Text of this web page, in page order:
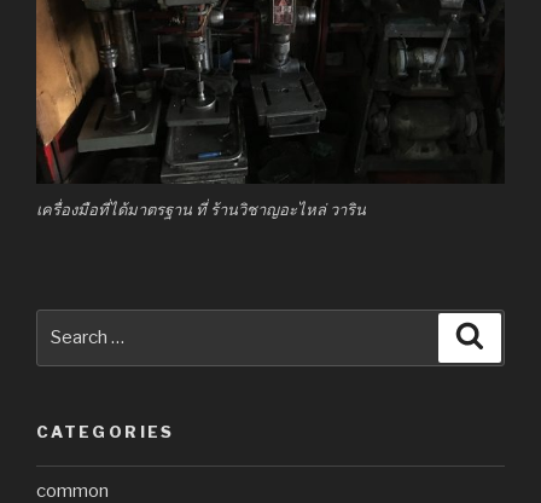
เครื่องมือที่ได้มาตรฐาน ที่ ร้านวิชาญอะไหล่ วาริน
CATEGORIES
common